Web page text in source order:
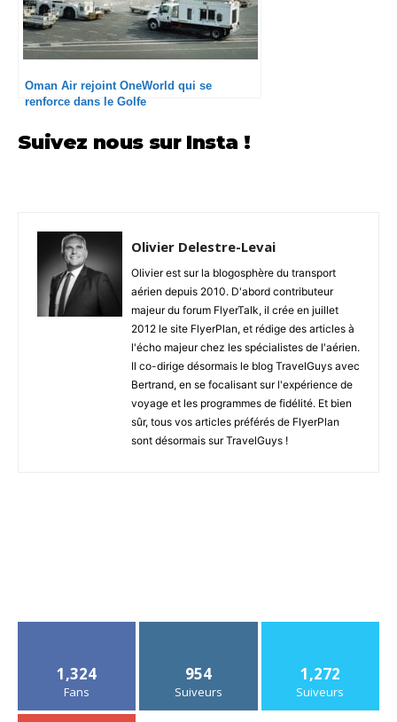
Oman Air rejoint OneWorld qui se
renforce dans le Golfe
Suivez nous sur Insta !
Olivier Delestre-Levai
Olivier est sur la blogosphère du transport
aérien depuis 2010. D'abord contributeur
majeur du forum FlyerTalk, il crée en juillet
2012 le site FlyerPlan, et rédige des articles à
l'écho majeur chez les spécialistes de l'aérien.
Il co-dirige désormais le blog TravelGuys avec
Bertrand, en se focalisant sur l'expérience de
voyage et les programmes de fidélité. Et bien
sûr, tous vos articles préférés de FlyerPlan
sont désormais sur TravelGuys !
1,324
Fans
954
Suiveurs
1,272
Suiveurs